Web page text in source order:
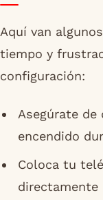
Aquí van
tiempo y
configuración:
Asegúrate
encendido
Coloca tu
directamente